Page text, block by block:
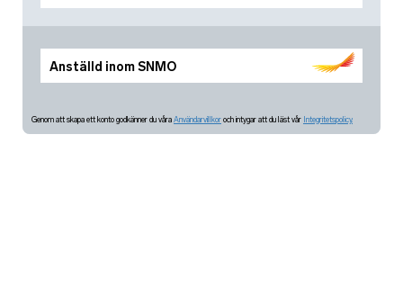
Anställd inom SNMO
Genom att skapa ett konto godkänner du våra Användarvillkor och intygar att du läst vår Integritetspolicy.